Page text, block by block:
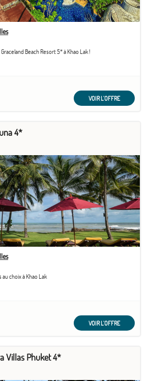
Beach Resort 5* à Khao Lak !
VOIR L'OFFRE
4*
au choix à Khao Lak
VOIR L'OFFRE
Villas Phuket 4*